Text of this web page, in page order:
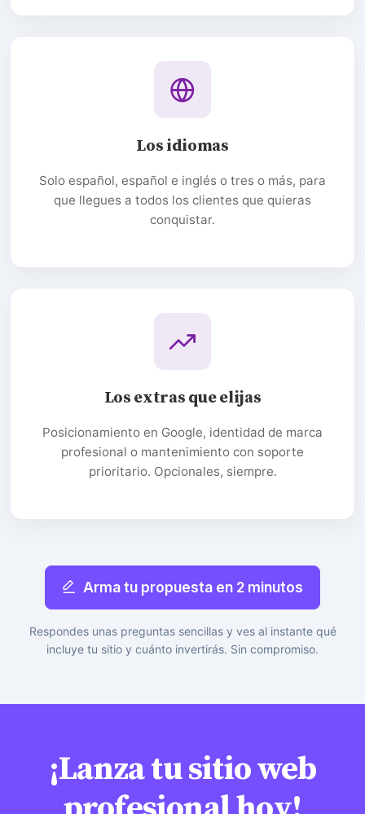
Los idiomas
Solo español, español e inglés o tres o más, para
que llegues a todos los clientes que quieras
conquistar.
Los extras que elijas
Posicionamiento en Google, identidad de marca
profesional o mantenimiento con soporte
prioritario. Opcionales, siempre.
Arma tu propuesta en 2 minutos
Respondes unas preguntas sencillas y ves al instante qué
incluye tu sitio y cuánto invertirás. Sin compromiso.
¡Lanza tu sitio web